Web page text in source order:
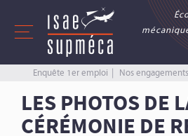
Enquête 1er emploi Nos engagements
LES PHOTOS DE
CÉRÉMONIE DE